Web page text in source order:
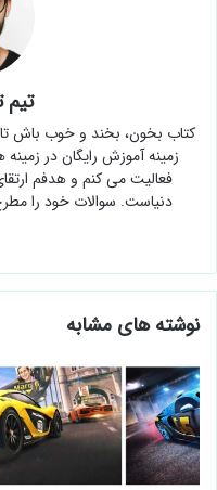
تیم
کتاب بخون، بخند و خوب باش
زمینه آموزش رایگان در زمینه
فعالیت می کنم و هدفم
دنیاست. سوالات خود را
نوشته های مشابه